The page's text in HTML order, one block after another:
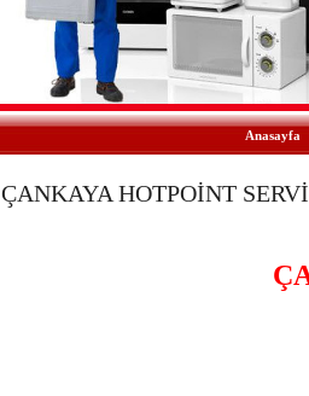
Anasayfa
ÇANKAYA HOTPOİNT